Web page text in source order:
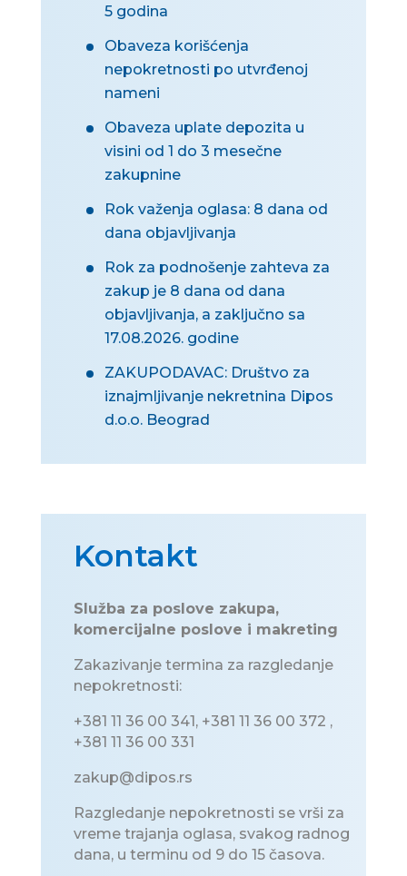
5 godina
Obaveza korišćenja
nepokretnosti po utvrđenoj
nameni
Obaveza uplate depozita u
visini od 1 do 3 mesečne
zakupnine
Rok važenja oglasa: 8 dana od
dana objavljivanja
Rok za podnošenje zahteva za
zakup je 8 dana od dana
objavljivanja, a zaključno sa
17.08.2026. godine
ZAKUPODAVAC: Društvo za
iznajmljivanje nekretnina Dipos
d.o.o. Beograd
Kontakt
Služba za poslove zakupa,
komercijalne poslove i makreting
Zakazivanje termina za razgledanje
nepokretnosti:
+381 11 36 00 341, +381 11 36 00 372 ,
+381 11 36 00 331
zakup@dipos.rs
Razgledanje nepokretnosti se vrši za
vreme trajanja oglasa, svakog radnog
dana, u terminu od 9 do 15 časova.